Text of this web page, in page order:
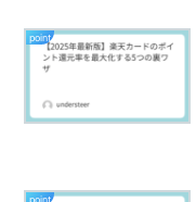
point
point